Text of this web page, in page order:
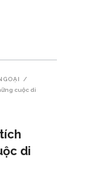
/
cuộc di
di